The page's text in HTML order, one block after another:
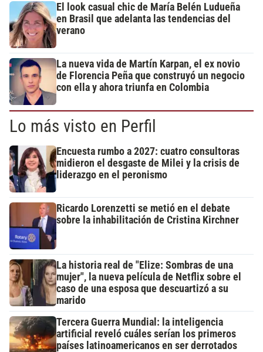
El look casual chic de María Belén Ludueña
en Brasil que adelanta las tendencias del
verano
La nueva vida de Martín Karpan, el ex novio
de Florencia Peña que construyó un negocio
con ella y ahora triunfa en Colombia
Lo más visto en Perfil
Encuesta rumbo a 2027: cuatro consultoras
midieron el desgaste de Milei y la crisis de
liderazgo en el peronismo
Ricardo Lorenzetti se metió en el debate
sobre la inhabilitación de Cristina Kirchner
La historia real de "Elize: Sombras de una
mujer", la nueva película de Netflix sobre el
caso de una esposa que descuartizó a su
marido
Tercera Guerra Mundial: la inteligencia
artificial reveló cuáles serían los primeros
países latinoamericanos en ser derrotados